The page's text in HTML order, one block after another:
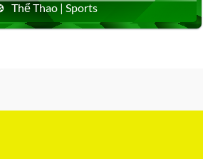
Thể Thao | Sports